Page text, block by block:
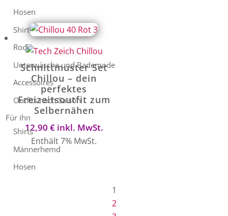
Schnittmuster Set
Chillou – dein
perfektes
Freizeitsoutfit zum
Selbernähen
12,90 € inkl. MwSt.
Enthält 7% MwSt.
1
2
Hosen
Shirt
Rock
Unterwäsche und Bademode
Accessoires
Outfits nach Saison
Für ihn
Shirts
Männerhemd
Hosen